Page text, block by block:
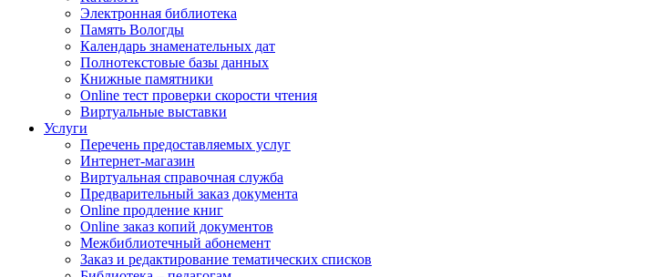
Электронная библиотека
Память Вологды
Календарь знаменательных дат
Полнотекстовые базы данных
Книжные памятники
Online тест проверки скорости чтения
Виртуальные выставки
Услуги
Перечень предоставляемых услуг
Интернет-магазин
Виртуальная справочная служба
Предварительный заказ документа
Online продление книг
Online заказ копий документов
Межбиблиотечный абонемент
Заказ и редактирование тематических списков